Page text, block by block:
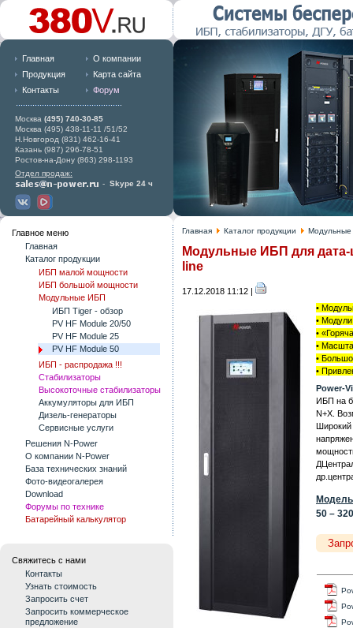
Главная
О компании
Продукция
Карта сайта
Контакты
Форум
Москва (495) 740-30-85
Москва (495) 438-11-11 /51/52
Н.Новгород (831) 462-16-41
Казань (987) 296-78-51
Ростов-на-Дону (863) 298-1193
Отдел продаж:
- Skype 24 ч
Главное меню
Главная
Каталог продукции
ИБП малой мощности
ИБП большой мощности
Модульные ИБП
ИБП Tiger - обзор
PV HF Module 20/50
PV HF Module 25
PV HF Module 50
ИБП - распродажа !!!
Стабилизаторы
Высокоточные стабилизаторы
Аккумуляторы для ИБП
Дизель-генераторы
Сервисные услуги
Решения N-Power
О компании N-Power
База технических знаний
Фото-видеогалерея
Download
Форумы по технике
Батарейный калькулятор
Свяжитесь с нами
Контакты
Узнать стоимость
Запросить счет
Запросить коммерческое
предложение
Главная Каталог продукции
Модульные ИБП для дата-
line
17.12.2018 11:12 |
•
•
•
•
•
•
Power-
ИБП на
N+X.
Широкий
50 –